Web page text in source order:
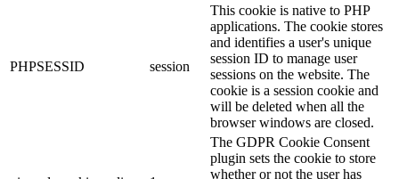
PHPSESSID session
This cookie is native to PHP
applications. The cookie stores
and identifies a user's unique
session ID to manage user
sessions on the website. The
cookie is a session cookie and
will be deleted when all the
browser windows are closed.
The GDPR Cookie Consent
plugin sets the cookie to store
whether or not the user has